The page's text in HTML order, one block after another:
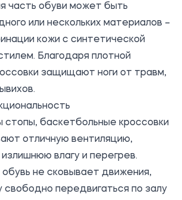
часть обуви может быть
или нескольких материалов –
кожи с синтетической
Благодаря плотной
защищают ноги от травм,
стопы, баскетбольные кроссовки
отличную вентиляцию,
влагу и перегрев.
обувь не сковывает движения,
свободно передвигаться по залу